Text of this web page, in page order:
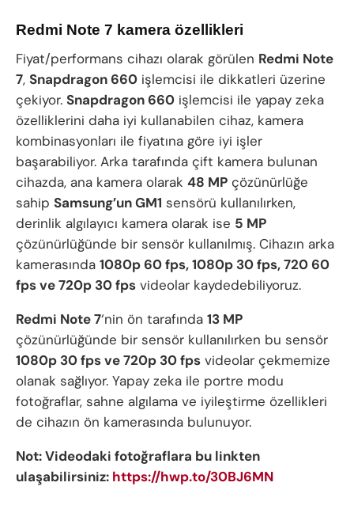
Redmi Note 7 kamera özellikleri
Fiyat/performans cihazı olarak görülen Redmi Note
7, Snapdragon 660 işlemcisi ile dikkatleri üzerine
çekiyor. Snapdragon 660 işlemcisi ile yapay zeka
özelliklerini daha iyi kullanabilen cihaz, kamera
kombinasyonları ile fiyatına göre iyi işler
başarabiliyor. Arka tarafında çift kamera bulunan
cihazda, ana kamera olarak 48 MP çözünürlüğe
sahip Samsung’un GM1 sensörü kullanılırken,
derinlik algılayıcı kamera olarak ise 5 MP
çözünürlüğünde bir sensör kullanılmış. Cihazın arka
kamerasında 1080p 60 fps, 1080p 30 fps, 720 60
fps ve 720p 30 fps videolar kaydedebiliyoruz.
Redmi Note 7‘nin ön tarafında 13 MP
çözünürlüğünde bir sensör kullanılırken bu sensör
1080p 30 fps ve 720p 30 fps videolar çekmemize
olanak sağlıyor. Yapay zeka ile portre modu
fotoğraflar, sahne algılama ve iyileştirme özellikleri
de cihazın ön kamerasında bulunuyor.
Not: Videodaki fotoğraflara bu linkten
ulaşabilirsiniz: https://hwp.to/30BJ6MN